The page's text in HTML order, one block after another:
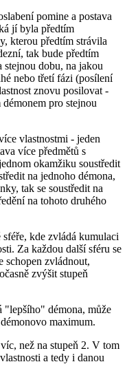
pomine a postava
jí byla předtím
kterou předtím strávila
tak bude předtím
stejnou dobu, na jakou
nebo třetí fázi (posílení
znovu posilovat -
pro stejnou
vlastnostmi - jeden
více předmětů s
okamžiku soustředit
na jednoho démona,
tak se soustředit na
na tohoto druhého
kde zvládá kumulaci
Za každou další sféru se
schopen zvládnout,
zvýšit stupeň
"lepšího" démona, může
maximum.
než na stupeň 2. V tom
a tedy i danou